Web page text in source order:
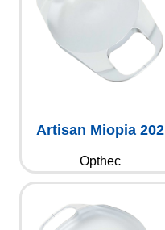
Artisan Miopia 202
Opthec